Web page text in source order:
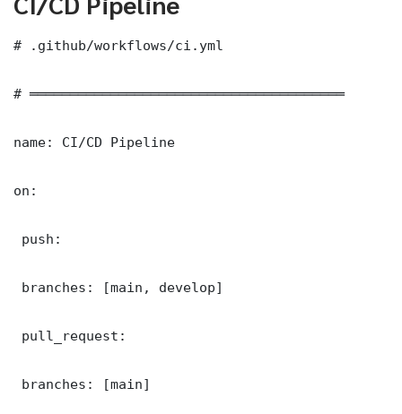
# .github/workflows/ci.yml
# ═══════════════════════════════════════
name: CI/CD Pipeline
on:
push:
branches: [main, develop]
pull_request:
branches: [main]